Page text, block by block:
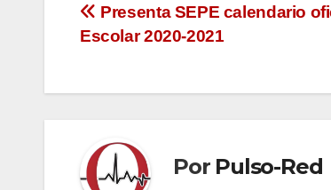
Navegación
entradas
Presenta SEPE calendario
Escolar 2020-2021
Por Pulso-Red